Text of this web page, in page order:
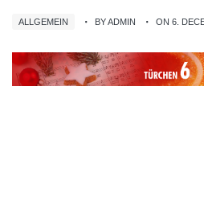
ALLGEMEIN BY ADMIN ON 6.